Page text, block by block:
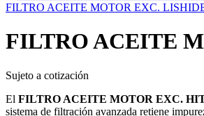
FILTRO ACEITE MOTOR EXC.
FILTRO ACEITE
Sujeto a cotización
El FILTRO ACEITE MOTOR EXC.
sistema de filtración avanzada retiene